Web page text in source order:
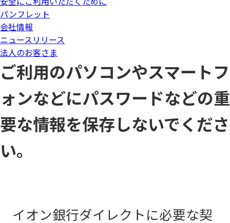
パンフレット
会社情報
ニュースリリース
法人のお客さま
ご利用のパソコンやスマートフ
ォンなどにパスワードなどの重
要な情報を保存しないでくださ
い。
イオン銀行ダイレクトに必要な契